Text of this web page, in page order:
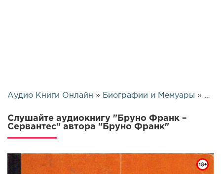
Аудио Книги Онлайн » Биографии и Мемуары » Бруно Франк – Сервантес | 25815
Слушайте аудиокнигу "Бруно Франк –
Сервантес" автора "Бруно Франк"